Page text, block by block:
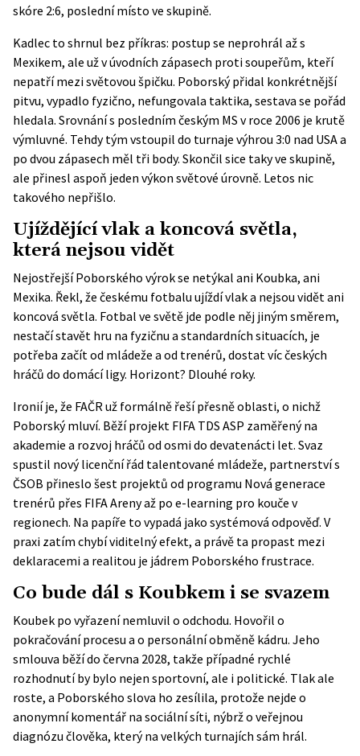
skóre 2:6, poslední místo ve skupině.
Kadlec to shrnul bez příkras: postup se neprohrál až s
Mexikem, ale už v úvodních zápasech proti soupeřům, kteří
nepatří mezi světovou špičku. Poborský přidal konkrétnější
pitvu, vypadlo fyzično, nefungovala taktika, sestava se pořád
hledala. Srovnání s posledním českým MS v roce 2006 je krutě
výmluvné. Tehdy tým vstoupil do turnaje výhrou 3:0 nad USA a
po dvou zápasech měl tři body. Skončil sice taky ve skupině,
ale přinesl aspoň jeden výkon světové úrovně. Letos nic
takového nepřišlo.
Ujíždějící vlak a koncová světla,
která nejsou vidět
Nejostřejší Poborského výrok se netýkal ani Koubka, ani
Mexika. Řekl, že českému fotbalu ujíždí vlak a nejsou vidět ani
koncová světla. Fotbal ve světě jde podle něj jiným směrem,
nestačí stavět hru na fyzičnu a standardních situacích, je
potřeba začít od mládeže a od trenérů, dostat víc českých
hráčů do domácí ligy. Horizont? Dlouhé roky.
Ironií je, že FAČR už formálně řeší přesně oblasti, o nichž
Poborský mluví. Běžíprojekt FIFA TDS ASP zaměřený na
akademie a rozvoj hráčů od osmi do devatenácti let. Svaz
spustil nový licenční řád talentované mládeže, partnerství s
ČSOB přineslo šest projektů od programu Nová generace
trenérů přes FIFA Areny až po e-learning pro kouče v
regionech. Na papíře to vypadá jako systémová odpověď. V
praxi zatím chybí viditelný efekt, a právě ta propast mezi
deklaracemi a realitou je jádrem Poborského frustrace.
Co bude dál s Koubkem i se svazem
Koubek po vyřazení nemluvil o odchodu. Hovořil o
pokračování procesu a o personální obměně kádru. Jeho
smlouva běží do června 2028, takže případné rychlé
rozhodnutí by bylo nejen sportovní, ale i politické. Tlak ale
roste, a Poborského slova ho zesílila, protože nejde o
anonymní komentář na sociální síti, nýbrž o veřejnou
diagnózu člověka, který na velkých turnajích sám hrál.